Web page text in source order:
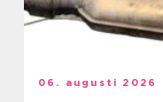
06. augusti 2026